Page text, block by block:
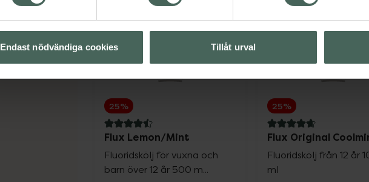
Endast nödvändiga cookies Tillåt urval
25%
4.5 av 5 i omdöme
Flux Lemon/Mint
Fluoridskölj för vuxna och
barn över 12 år 500 m...
25%
4.8 av 5 i omdöme
Flux Original
Fluoridskölj från 12 år
ml